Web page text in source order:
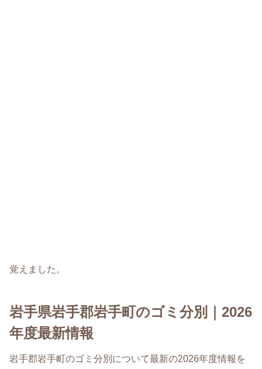
覚えました。
岩手県岩手郡岩手町のゴミ分別｜2026
年度最新情報
岩手郡岩手町のゴミ分別について最新の2026年度情報を